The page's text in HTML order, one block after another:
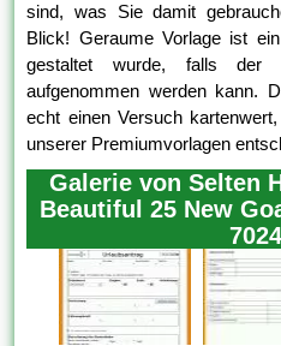
sind, was Sie damit
Blick! Geraume Vorlage ist
gestaltet wurde, falls der
aufgenommen werden kann.
echt einen Versuch
unserer Premiumvorlagen
Galerie von Selten
Beautiful 25 New